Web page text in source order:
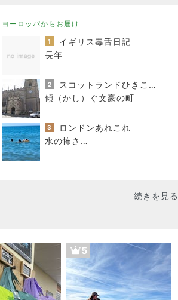
ヨーロッパからお届け
1
イギリス毒舌日記
長年
2
スコットランドひきこもり日記
傾（かし）ぐ文豪の町
3
ロンドンあれこれ
水の怖さ…
続きを見る
5